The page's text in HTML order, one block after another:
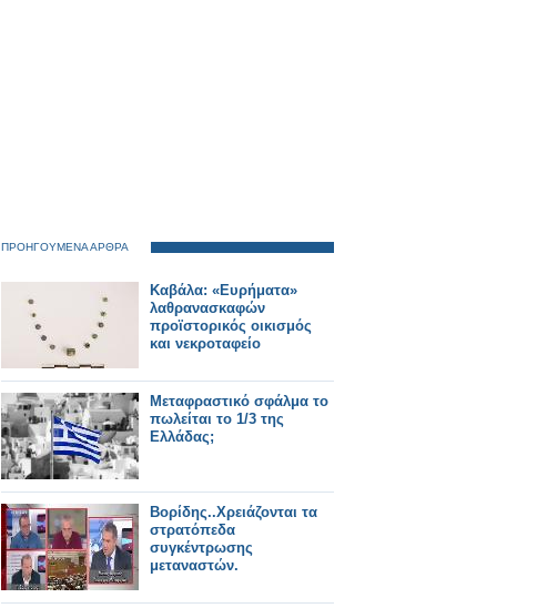
ΠΡΟΗΓΟΥΜΕΝΑ ΑΡΘΡΑ
Καβάλα: «Ευρήματα»
λαθρανασκαφών
προϊστορικός οικισμός
και νεκροταφείο
Μεταφραστικό σφάλμα το
πωλείται το 1/3 της
Ελλάδας;
Βορίδης..Χρειάζονται τα
στρατόπεδα
συγκέντρωσης
μεταναστών.